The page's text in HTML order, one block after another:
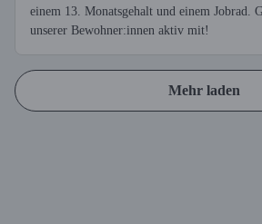
einem 13. Monatsgehalt und einem Jobrad.
unserer Bewohner:innen aktiv mit!
Mehr laden